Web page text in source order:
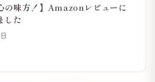
の味方！】Amazonレビューに
した